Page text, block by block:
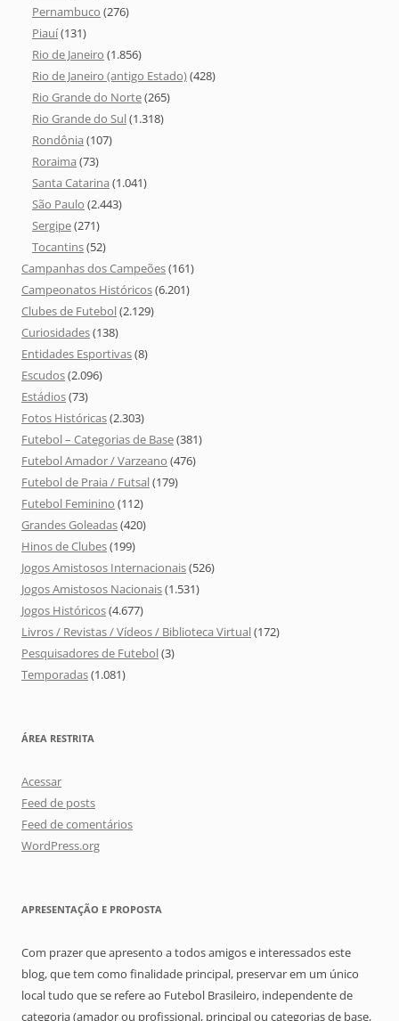
Pernambuco (276)
Piauí(131)
Rio de Janeiro (1.856)
Rio de Janeiro (antigo Estado)(428)
Rio Grande do Norte(265)
Rio Grande do Sul(1.318)
Rondônia (107)
Roraima (73)
Santa Catarina (1.041)
São Paulo (2.443)
Sergipe(271)
Tocantins(52)
Campanhas dos Campeões(161)
Campeonatos Históricos(6.201)
Clubes de Futebol(2.129)
Curiosidades(138)
Entidades Esportivas(8)
Escudos(2.096)
Estádios(73)
Fotos Históricas(2.303)
Futebol – Categorias de Base(381)
Futebol Amador / Varzeano (476)
Futebol de Praia / Futsal(179)
Futebol Feminino (112)
Grandes Goleadas(420)
Hinos de Clubes(199)
Jogos Amistosos Internacionais(526)
Jogos Amistosos Nacionais(1.531)
Jogos Históricos(4.677)
Livros / Revistas / Vídeos / Biblioteca Virtual(172)
Pesquisadores de Futebol(3)
Temporadas(1.081)
ÁREA RESTRITA
Acessar
Feed de posts
Feed de comentários
WordPress.org
APRESENTAÇÃO E PROPOSTA
Com prazer que apresento a todos amigos e interessados este
blog, que tem como finalidade principal, preservar em um único
local tudo que se refere ao Futebol Brasileiro, independente de
categoria (amador ou profissional, principal ou categorias de base,